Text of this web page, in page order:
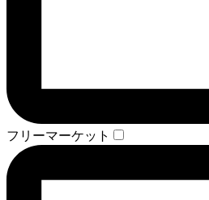
フリーマーケット